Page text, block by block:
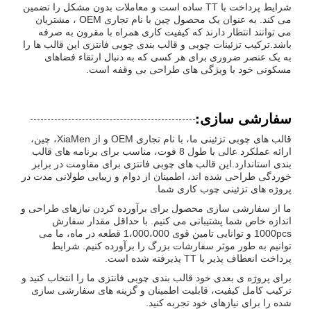
شرایط پرداخت با TT ساده است و معاملات بدون مشکل را تضمین
می کند. به عنوان یک محصول چین با نام تجاری OEM ، مشتریان
می توانند انتظار دارند که کیفیت کاری همراه با مقرون به صرفه
باشد.ترکیب تزئینات چوبی و قالب بندی چوبی فانتزی این قالب ها را
به یک عنصر ضروری برای هر کسی که به دنبال ارتقاء فضاهای
مسکونی خود با ویژگی های طراحی بی وقفه است.
سفارشی سازی:
قالب های چوبی تزئینی ما، با نام تجاری OEM و از XiaMen، چین،
ارائه عملکرد عالی با طول 8 فوت، مناسب برای برنامه های قالب
بندی استاندارد.این قالب های چوبی فانتزی برای مقاومت در برابر
خوردگی طراحی شده اند، اطمینان از دوام و زیبایی طولانی مدت در
پروژه های تزئینی چوب کاری شما.
ما از سفارشی سازی محصول برای برآورده کردن نیازهای طراحی و
اندازه خاص شما پشتیبانی می کنیم. با حداقل مقدار سفارش
1000pcs و توانایی تامین قوی 1،000،000 قطعه در ماه، ما می
توانیم به طور موثر سفارشات بزرگ را برآورده کنیم. شرایط
پرداخت انعطاف پذیر با TT پذیرفته شده است.
برای پروژه ی بعدی خود قالب بندی چوبی فانتزی ما را انتخاب کنید و
ترکیب کامل کیفیت، قابلیت اطمینان و گزینه های سفارشی سازی
شده را برای نیازهای خود تجربه کنید.